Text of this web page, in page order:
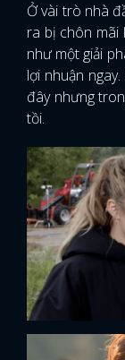
Ở vài trò nhà
ra bị chôn mãi
như một giải
lợi nhuận
đây nhưng
tồi.